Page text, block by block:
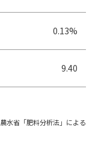
0.13%
9.40
農水省「肥料分析法」による